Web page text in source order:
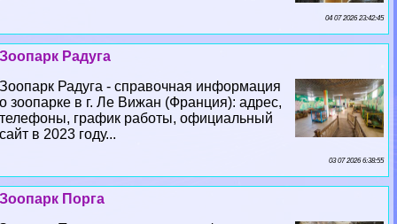
04 07 2026 23:42:45
Зоопарк Радуга
Зоопарк Радуга - справочная информация
о зоопарке в г. Ле Вижан (Франция): адрес,
телефоны, график работы, официальный
сайт в 2023 году...
03 07 2026 6:38:55
Зоопарк Порга